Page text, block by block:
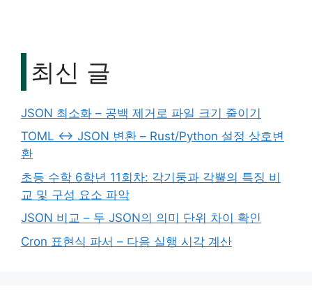
최신 글
JSON 최소화 – 공백 제거로 파일 크기 줄이기
TOML ↔ JSON 변환 – Rust/Python 설정 상호변
환
초등 수학 6학년 11회차: 각기둥과 각뿔의 특징 비
교 및 구성 요소 파악
JSON 비교 – 두 JSON의 의미 단위 차이 확인
Cron 표현식 파서 – 다음 실행 시각 계산